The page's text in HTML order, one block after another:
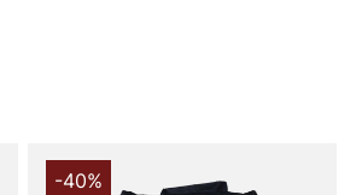
Besök oss även i vår butik i
-40%